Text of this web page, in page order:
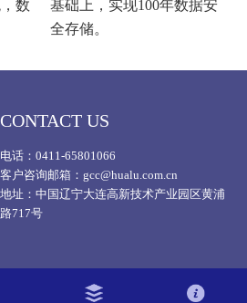
数
基础上，实现100年数据安
全存储。
CONTACT US
电话：0411-65801066
客户咨询邮箱：gcc@hualu.com.cn
地址：中国辽宁大连高新技术产业园区黄浦
路717号